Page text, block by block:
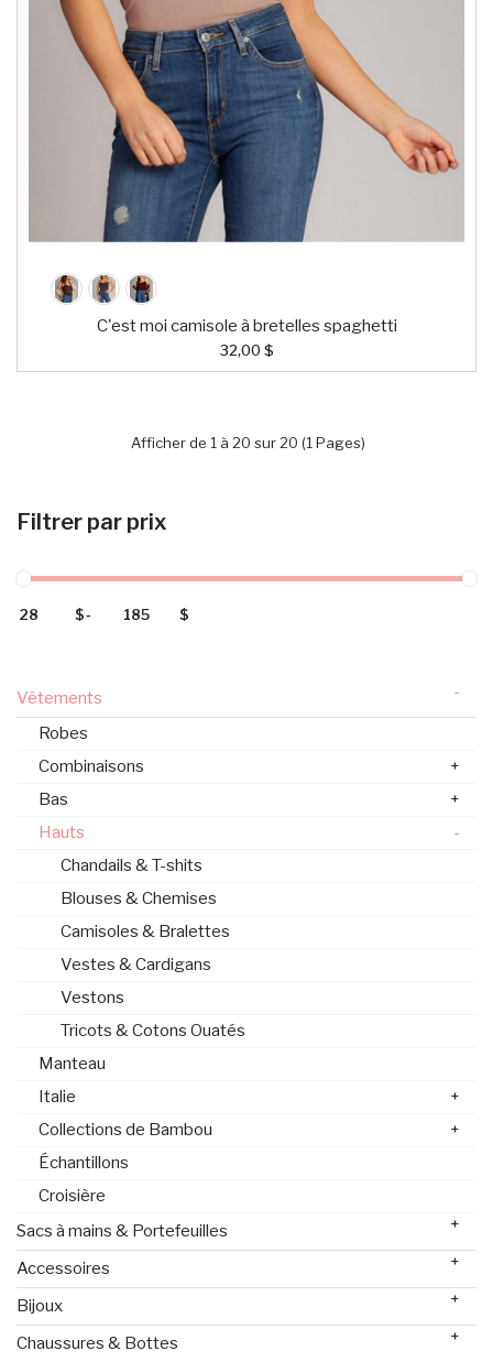
Filtrer par prix
$- $
Vêtements -
Robes
Combinaisons
+
Bas
+
Hauts
-
Chandails & T-shits
Blouses & Chemises
Camisoles & Bralettes
Vestes & Cardigans
Vestons
Tricots & Cotons Ouatés
Manteau
Italie
+
Collections de Bambou
+
Échantillons
Croisière
Sacs à mains & Portefeuilles
+
Accessoires +
Bijoux +
Chaussures & Bottes +
C'est moi camisole à bretelles spaghetti
32,00 $
Afficher de 1 à 20 sur 20 (1 Pages)